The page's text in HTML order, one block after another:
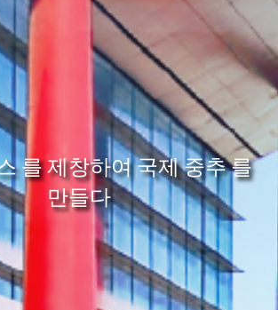
를 제창하여 국제 중추 를
만들다